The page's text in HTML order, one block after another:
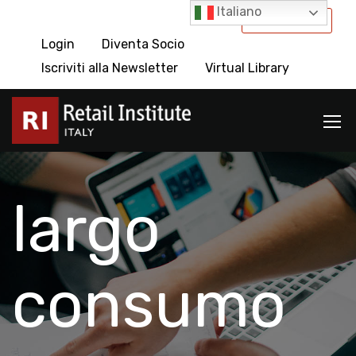
International
Login
Diventa Socio
Iscriviti alla Newsletter
Virtual Library
largo
consumo
Italiano